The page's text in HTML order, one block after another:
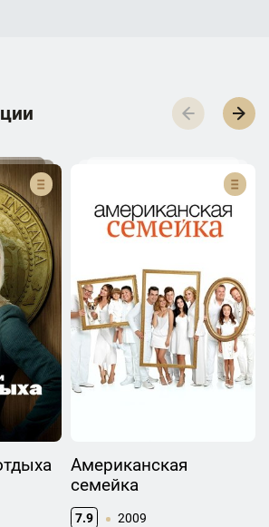
Американская
семейка
7.9 2009